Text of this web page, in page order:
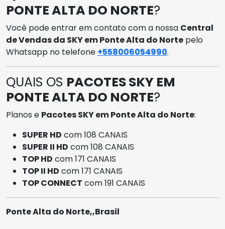
PONTE ALTA DO NORTE?
Você pode entrar em contato com a nossa Central
de Vendas da SKY em Ponte Alta do Norte pelo
Whatsapp no telefone +558006054990.
QUAIS OS PACOTES SKY EM
PONTE ALTA DO NORTE?
Planos e Pacotes SKY em Ponte Alta do Norte:
SUPER HD com 108 CANAIS
SUPER II HD com 108 CANAIS
TOP HD com 171 CANAIS
TOP II HD com 171 CANAIS
TOP CONNECT com 191 CANAIS
Ponte Alta do Norte,,Brasil